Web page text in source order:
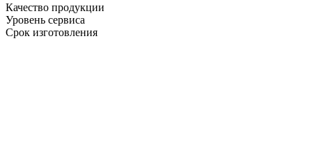
Качество продукции
Уровень сервиса
Срок изготовления